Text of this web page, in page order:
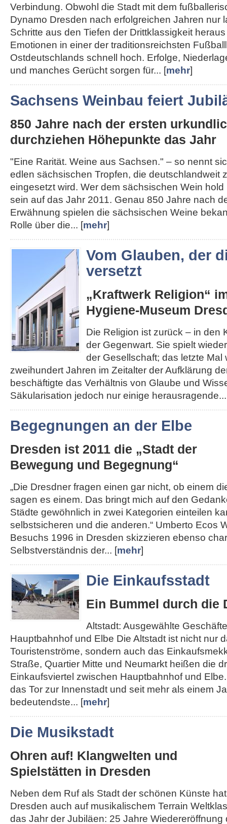
Verbindung. Obwohl die Stadt mit dem
Dynamo Dresden nach erfolgreichen Jahren nur
Schritte aus den Tiefen der Drittklassigkeit
Emotionen in einer der traditionsreichsten
Ostdeutschlands schnell hoch. Erfolge,
und manches Gerücht sorgen für... [mehr]
Sachsens Weinbau feiert
850 Jahre nach der ersten
durchziehen Höhepunkte das Jahr
"Eine Rarität. Weine aus Sachsen." – so nennt
edlen sächsischen Tropfen, die deutschlandweit
eingesetzt wird. Wer dem sächsischen Wein
sein auf das Jahr 2011. Genau 850 Jahre nach
Erwähnung spielen die sächsischen Weine
Rolle über die... [mehr]
Vom Glauben, der
versetzt
„Kraftwerk Religion“
Hygiene-Museum
Die Religion ist zurück – in den
der Gegenwart. Sie spielt
der Gesellschaft; das letzte Mal
zweihundert Jahren im Zeitalter der Aufklärung
beschäftigte das Verhältnis von Glaube und
Säkularisation jedoch nur einige
Begegnungen an der Elbe
Dresden ist 2011 die „Stadt der
Bewegung und Begegnung“
„Die Dresdner fragen einen gar nicht, ob einem
sagen es einem. Das bringt mich auf den
Städte gewöhnlich in zwei Kategorien einteilen
selbstsicheren und die anderen.“ Umberto Ecos
Besuchs 1996 in Dresden skizzieren ebenso
Selbstverständnis der... [mehr]
Die Einkaufsstadt
Ein Bummel durch die
Altstadt: Ausgewählte
Hauptbahnhof und Elbe Die Altstadt ist nicht nur
Touristenströme, sondern auch das
Straße, Quartier Mitte und Neumarkt heißen die
Einkaufsviertel zwischen Hauptbahnhof und
das Tor zur Innenstadt und seit mehr als einem
bedeutendste... [mehr]
Die Musikstadt
Ohren auf! Klangwelten und
Spielstätten in Dresden
Neben dem Ruf als Stadt der schönen Künste hat
Dresden auch auf musikalischem Terrain
das Jahr der Jubiläen: 25 Jahre Wiedereröffnung